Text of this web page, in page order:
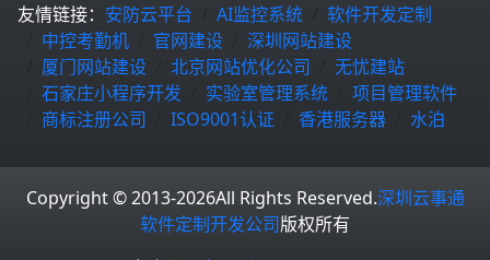
友情链接： 安防云平台 AI监控系统
软件开发定制
中控考勤机
官网建设
深圳网站建设
厦门网站建设
北京网站优化公司
无忧建站
石家庄小程序开发
实验室管理系统
项目管理软件
商标注册公司
ISO9001认证 香港服务器 水泊
Copyright © 2013-2026All Rights Reserved.深圳云事通
软件定制开发公司版权所有